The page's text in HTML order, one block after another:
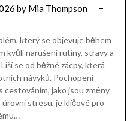
by Mia Thompson
který se objevuje během
kvůli narušení rutiny, stravy a
se od běžné zácpy, která
návyků. Pochopení
cestováním, jako jsou změny
stresu, je klíčové pro